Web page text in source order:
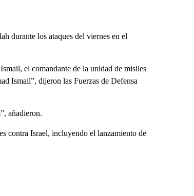
durante los ataques del viernes en el
el comandante de la unidad de misiles
Ismail”, dijeron las Fuerzas de Defensa
añadieron.
contra Israel, incluyendo el lanzamiento de